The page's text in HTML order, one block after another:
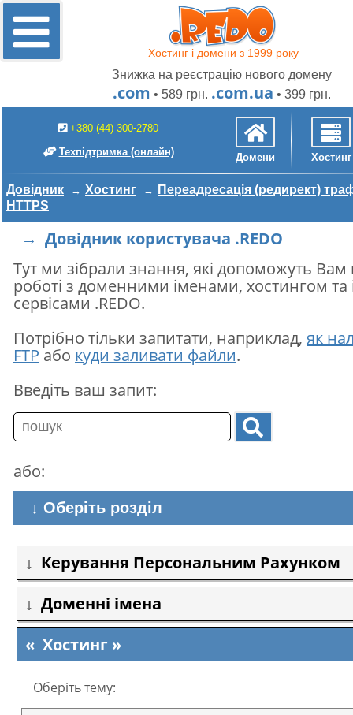
Хостинг і домени з 1999 року
Знижка на реєстрацію нового домену
.com • 589 грн. .com.ua • 399 грн.
+380 (44) 300-2780
Техпідтримка (онлайн) Домени Хостинг
Довідник Хостинг
Переадресація (редирект)
HTTPS
→ Довідник користувача .REDO
Тут ми зібрали знання, які допоможуть Вам
роботі з доменними іменами, хостингом
сервісами .REDO.
Потрібно тільки запитати, наприклад, як
FTP або куди заливати файли.
Введіть ваш запит:
або:
↓ Оберіть розділ
Керування Персональним Рахунком
Доменні імена
Хостинг
Оберіть тему: